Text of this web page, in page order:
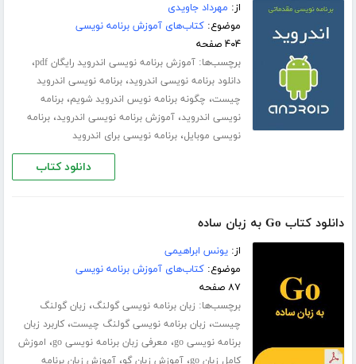
از: مهرداد جاویدی
موضوع:کتاب‌های آموزش برنامه نویسی
۴۰۴ صفحه
برچسب‌ها:آموزش برنامه نویسی اندروید رایگان pdf ،
دانلود برنامه نویسی اندروید،برنامه نویسی اندروید
چیست، چگونه برنامه نویس اندروید شویم،برنامه
نویسی اندروید،آموزش برنامه نویسی اندروید،برنامه
نویسی موبایل،برنامه نویسی برای اندروید
دانلود کتاب
دانلود کتاب Go به زبان ساده
از:یونس ابراهیمی
موضوع:کتاب‌های آموزش برنامه نویسی
۸۷ صفحه
برچسب‌ها: زبان برنامه نویسی گولنگ، زبان گولنگ
چیست، زبان برنامه نویسی گولنگ چیست،کاربرد زبان
برنامه نویسی go
، معرفی زبان برنامه نویسی go ، اموزش
کامل زبان go
آموزش زبان گو آموزش زبان برنامه